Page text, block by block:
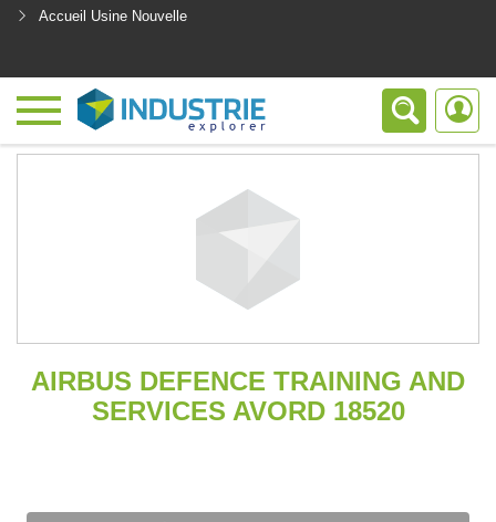
Accueil Usine Nouvelle
AIRBUS DEFENCE TRAINING AND
SERVICES AVORD 18520